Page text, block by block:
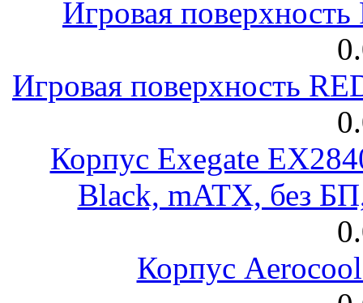
Игровая
Игровая поверхность
Корпус Exegate
Black, mATX, без
Корпус